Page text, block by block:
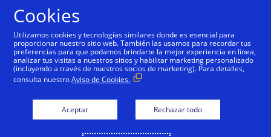
Visa reinventa la tarjeta
y revela nuevos
productos para la era
digital
Cookies
Utilizamos cookies y tecnologías similares donde es esencial para
proporcionar nuestro sitio web. También las usamos para recordar tus
preferencias para que podamos brindarte la mejor experiencia en línea,
analizar tus visitas a nuestros sitios y habilitar marketing personalizado
(incluyendo a través de nuestros socios de marketing). Para detalles,
consulta nuestroAviso de Cookies.
Aceptar Rechazar todo